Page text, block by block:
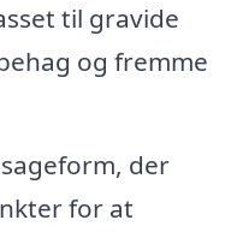
til gravide
og fremme
der
for at